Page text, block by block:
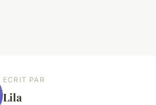
ECRIT PAR
Lila